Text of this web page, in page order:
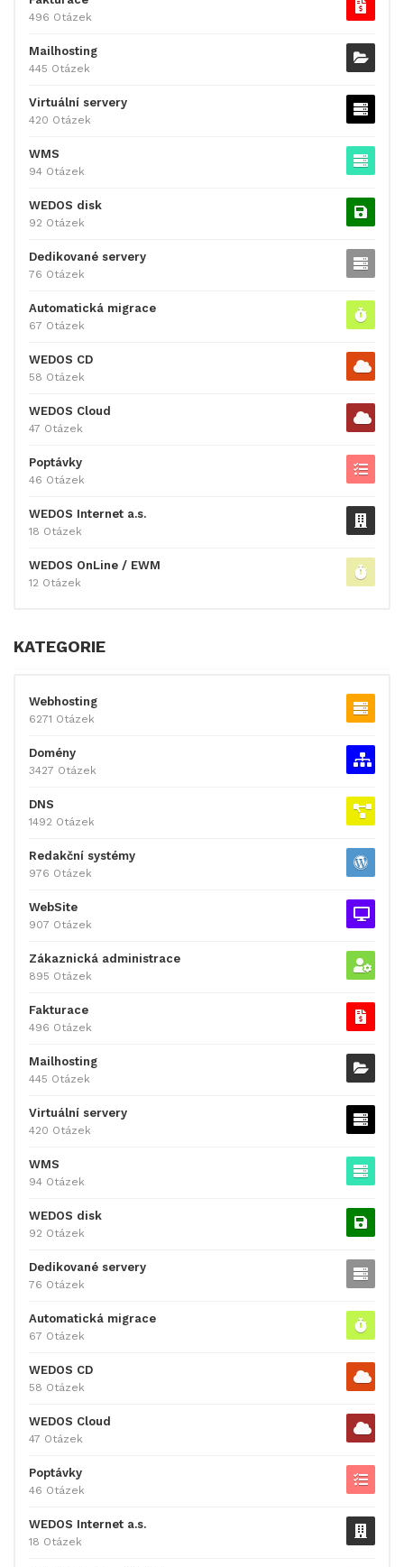
496 Otázek
Mailhosting
445 Otázek
Virtuální servery
420 Otázek
WMS
94 Otázek
WEDOS disk
92 Otázek
Dedikované servery
76 Otázek
Automatická migrace
67 Otázek
WEDOS CD
58 Otázek
WEDOS Cloud
47 Otázek
Poptávky
46 Otázek
WEDOS Internet a.s.
18 Otázek
WEDOS OnLine / EWM
12 Otázek
KATEGORIE
Webhosting
6271 Otázek
Domény
3427 Otázek
DNS
1492 Otázek
Redakční systémy
976 Otázek
WebSite
907 Otázek
Zákaznická administrace
895 Otázek
Fakturace
496 Otázek
Mailhosting
445 Otázek
Virtuální servery
420 Otázek
WMS
94 Otázek
WEDOS disk
92 Otázek
Dedikované servery
76 Otázek
Automatická migrace
67 Otázek
WEDOS CD
58 Otázek
WEDOS Cloud
47 Otázek
Poptávky
46 Otázek
WEDOS Internet a.s.
18 Otázek